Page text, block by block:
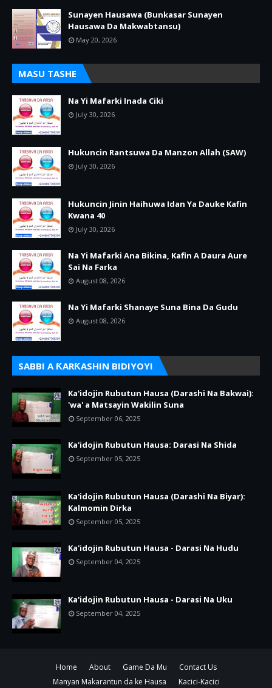
Sunayen Hausawa (Bunkasar Sunayen
Hausawa Da Makwabtansu)
May 20, 2026
MASU TASHE
Na Yi Mafarki Inada Ciki
July 30, 2026
Hukuncin Rantsuwa Da Manzon Allah (SAW)
July 30, 2026
Hukuncin Jinin Haihuwa Idan Ya Dauke Kafin
Kwana 40
July 30, 2026
Na Yi Mafarki Ana Bikina, Kafin A Daura Aure
Sai Na Farka
August 08, 2026
Na Yi Mafarki Shanaye Suna Bina Da Gudu
August 08, 2026
SABBI A ƘARƘASHIN BIDIYOYI
Ka'idojin Rubutun Hausa (Darashi Na Bakwai):
'wa' a Matsayin Wakilin Suna
September 06, 2025
Ka'idojin Rubutun Hausa: Darasi Na Shida
September 05, 2025
Ka'idojin Rubutun Hausa (Darashi Na Biyar):
Kalmomin Dirka
September 05, 2025
Ka'idojin Rubutun Hausa - Darasi Na Hudu
September 04, 2025
Ka'idojin Rubutun Hausa - Darasi Na Uku
September 04, 2025
Home About Game Da Mu
Contact Us
Manyan Makarantun da ke Hausa
Kacici-Kacici